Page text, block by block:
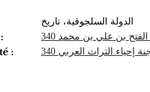
الدولة السلجوقية، تاريخ
‏الفتح بن علي بن محمد‏ ‏340
: إحياء التراث العربي‏ ‏340